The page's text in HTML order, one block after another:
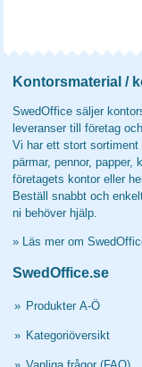
Kontorsmaterial /
SwedOffice säljer
leveranser till företag
Vi har ett stort
pärmar, pennor, papper,
företagets kontor eller
Beställ snabbt och
ni behöver hjälp.
» Läs mer om
SwedOffice.se
» Produkter A-Ö
» Kategoriöversikt